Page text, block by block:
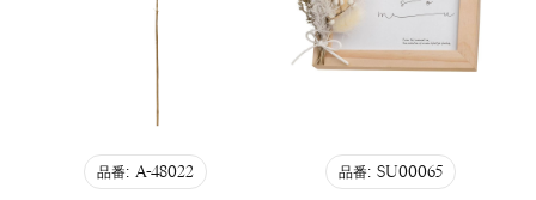
品番: A-48022 品番: SU00065